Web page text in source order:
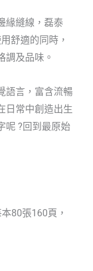
緣縫線， 磊泰
舒適的同時，
調及品味。
語言，富含流暢
日常中創造出生
呢 ?回到最原始
80張160頁，